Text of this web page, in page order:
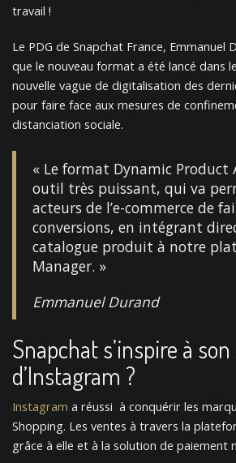
travail !
Le PDG de Snapchat France, Emmanuel
que le nouveau format a été lancé dans
nouvelle vague de digitalisation des
pour faire face aux mesures de
distanciation sociale.
« Le format Dynamic Product
outil très puissant, qui va
acteurs de l’e-commerce de
conversions, en intégrant
catalogue produit à notre
Manager. »
Emmanuel Durand
Snapchat s’inspire à
d’Instagram ?
Instagram a réussi à conquérir les
Shopping. Les ventes à travers la
grâce à elle et à la solution de paiement